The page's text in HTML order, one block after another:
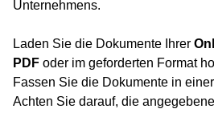
Unternehmens.
Laden Sie die Dokumente Ihrer
PDF oder im geforderten Format
Fassen Sie die Dokumente in
Achten Sie darauf, die angegebene